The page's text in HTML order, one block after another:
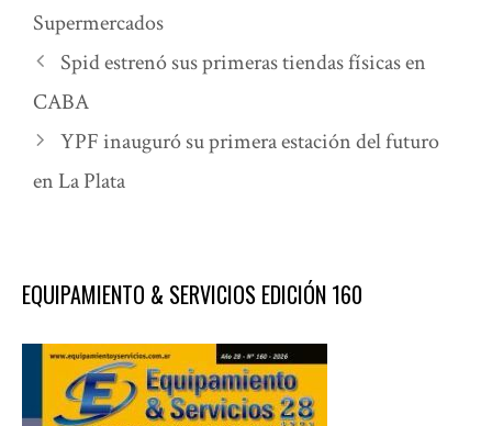
Supermercados
Spid estrenó sus primeras tiendas físicas en
CABA
YPF inauguró su primera estación del futuro
en La Plata
EQUIPAMIENTO & SERVICIOS EDICIÓN 160